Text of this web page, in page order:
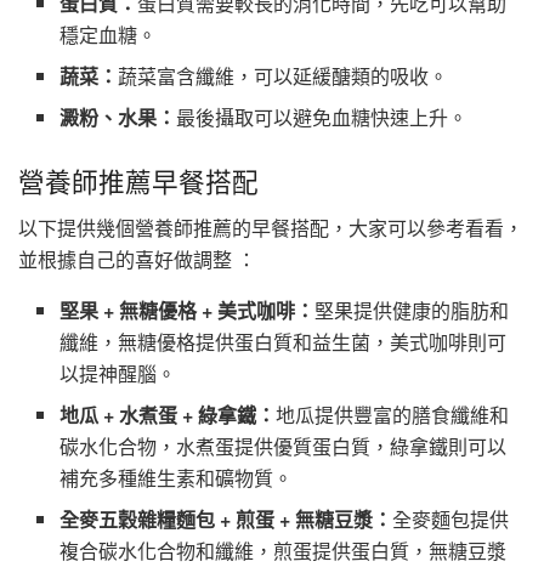
穩定血糖。
蔬菜： 蔬菜富含纖維，可以延緩醣類的吸收。
澱粉、水果： 最後攝取可以避免血糖快速上升。
營養師推薦早餐搭配
以下提供幾個營養師推薦的早餐搭配，大家可以參考看看，
並根據自己的喜好做調整 ：
堅果 + 無糖優格 + 美式咖啡： 堅果提供健康的脂肪和
纖維，無糖優格提供蛋白質和益生菌，美式咖啡則可
以提神醒腦。
地瓜 + 水煮蛋 + 綠拿鐵：地瓜提供豐富的膳食纖維和
碳水化合物，水煮蛋提供優質蛋白質，綠拿鐵則可以
補充多種維生素和礦物質。
全麥五穀雜糧麵包 + 煎蛋 + 無糖豆漿：全麥麵包提供
複合碳水化合物和纖維，煎蛋提供蛋白質，無糖豆漿